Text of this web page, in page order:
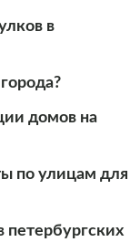
в
домов на
по улицам для
петербургских